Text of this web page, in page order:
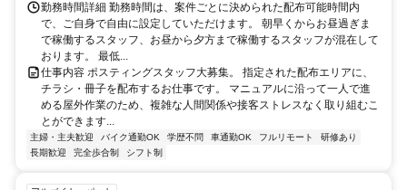
勤務時間詳細 勤務時間は、案件ごとに決められた配布可能時間内
で、ご自身で自由に設定していただけます。 朝早くからお昼過ぎま
で稼働するスタッフ、お昼から夕方まで稼働するスタッフが混在して
おります。 最低...
仕事内容 ポスティングスタッフ大募集。 指定された配布エリアに、
チラシ・冊子を配布するお仕事です。 マニュアルに沿って一人で進
める屋外作業のため、複雑な人間関係や接客ストレスなく取り組むこ
とができます...
主婦・主夫歓迎 バイク通勤OK 学歴不問 車通勤OK フルリモート
研修あり
長期歓迎
完全歩合制 シフト制